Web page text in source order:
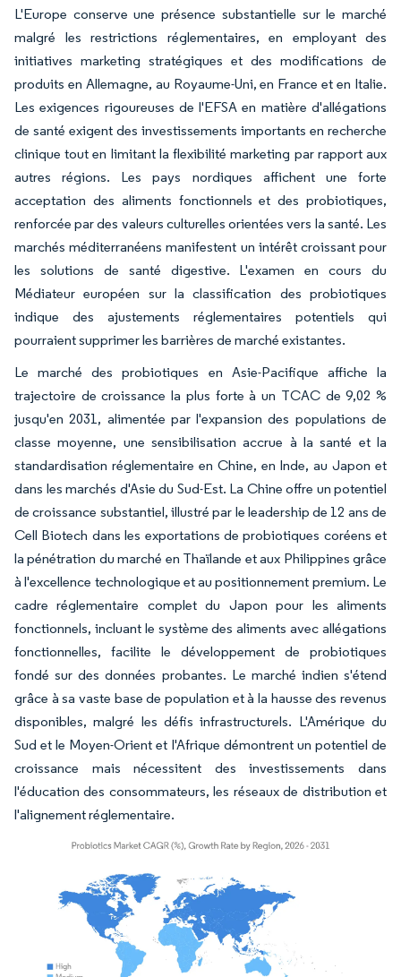
L'Europe conserve une présence substantielle sur le marché
malgré les restrictions réglementaires, en employant des
initiatives marketing stratégiques et des modifications de
produits en Allemagne, au Royaume-Uni, en France et en Italie.
Les exigences rigoureuses de l'EFSA en matière d'allégations
de santé exigent des investissements importants en recherche
clinique tout en limitant la flexibilité marketing par rapport aux
autres régions. Les pays nordiques affichent une forte
acceptation des aliments fonctionnels et des probiotiques,
renforcée par des valeurs culturelles orientées vers la santé. Les
marchés méditerranéens manifestent un intérêt croissant pour
les solutions de santé digestive. L'examen en cours du
Médiateur européen sur la classification des probiotiques
indique des ajustements réglementaires potentiels qui
pourraient supprimer les barrières de marché existantes.
Le marché des probiotiques en Asie-Pacifique affiche la
trajectoire de croissance la plus forte à un TCAC de 9,02 %
jusqu'en 2031, alimentée par l'expansion des populations de
classe moyenne, une sensibilisation accrue à la santé et la
standardisation réglementaire en Chine, en Inde, au Japon et
dans les marchés d'Asie du Sud-Est. La Chine offre un potentiel
de croissance substantiel, illustré par le leadership de 12 ans de
Cell Biotech dans les exportations de probiotiques coréens et
la pénétration du marché en Thaïlande et aux Philippines grâce
à l'excellence technologique et au positionnement premium. Le
cadre réglementaire complet du Japon pour les aliments
fonctionnels, incluant le système des aliments avec allégations
fonctionnelles, facilite le développement de probiotiques
fondé sur des données probantes. Le marché indien s'étend
grâce à sa vaste base de population et à la hausse des revenus
disponibles, malgré les défis infrastructurels. L'Amérique du
Sud et le Moyen-Orient et l'Afrique démontrent un potentiel de
croissance mais nécessitent des investissements dans
l'éducation des consommateurs, les réseaux de distribution et
l'alignement réglementaire.